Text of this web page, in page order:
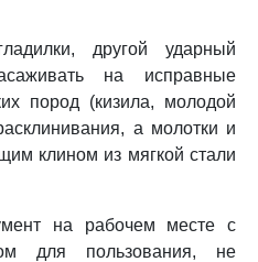
другой ударный
на исправные
пород (кизила, молодой
а молотки и
клином из мягкой стали
на рабочем месте с
для пользования, не